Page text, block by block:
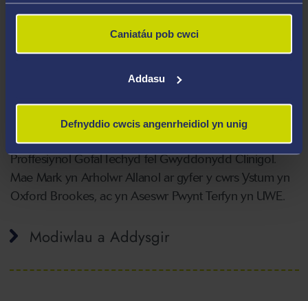
Caniatáu pob cwci
Addasu
Defnyddio cwcis angenrheidiol yn unig
amser lle mae'n Ddirprwy Bennaeth yr adran, yn
swyddog hyfforddi ac yn arweinydd gweithredol y
asesu, dylunio a rhagnodi atebion arloesol ar gyfer
rheoli ystum a phwysau.
Mae Mark yn Beiriannydd Siartredig ac yn Weithiwr
Proffesiynol Gofal Iechyd fel Gwyddonydd Clinigol.
Mae Mark yn Arholwr Allanol ar gyfer y cwrs Ystum yn
Oxford Brookes, ac yn Aseswr Pwynt Terfyn yn UWE.
Modiwlau a Addysgir